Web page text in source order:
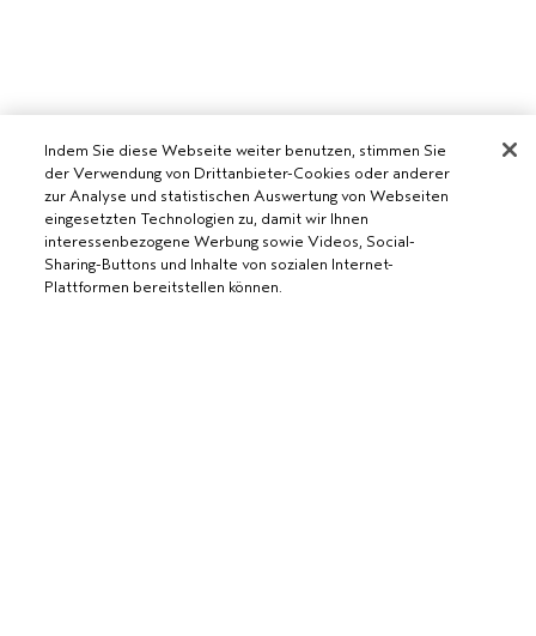
AVEDA SALON WERDEN
Indem Sie diese Webseite weiter benutzen, stimmen Sie
der Verwendung von Drittanbieter-Cookies oder anderer
zur Analyse und statistischen Auswertung von Webseiten
eingesetzten Technologien zu, damit wir Ihnen
interessenbezogene Werbung sowie Videos, Social-
Sharing-Buttons und Inhalte von sozialen Internet-
Plattformen bereitstellen können.